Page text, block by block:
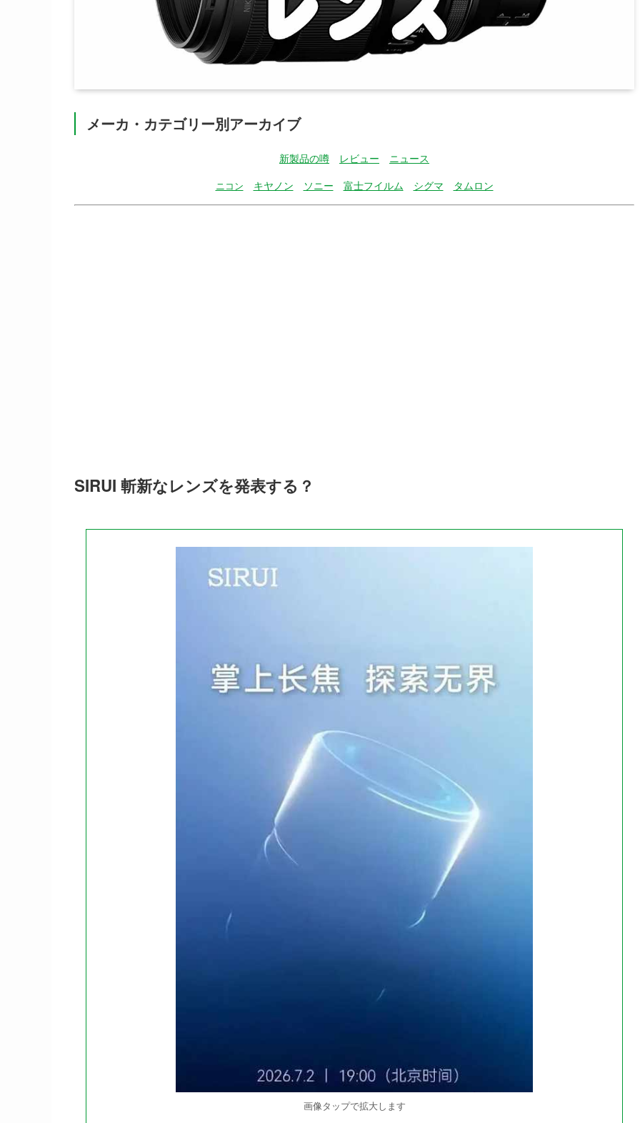
メーカ・カテゴリー別アーカイブ
新製品の噂 レビュー ニュース
ニコン キヤノン ソニー 富士フイルム シグマ タムロン
SIRUI 斬新なレンズを発表する？
画像タップで拡大します